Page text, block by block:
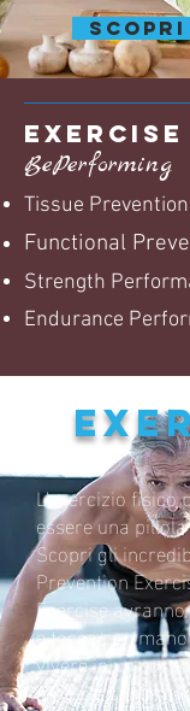
scopri
EXERCISE
BePerforming
Tissue Prevention
Functional
Strength
Endurance
L’esercizio fisico
essere una pillola
Scopri gli
Prevention
Exercise
e tocca con
vivere in un
motorie